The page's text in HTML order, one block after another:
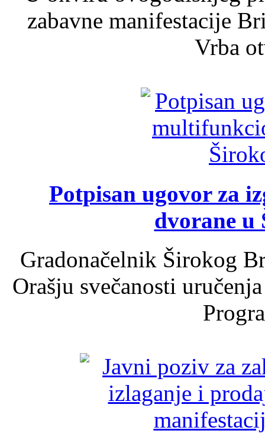
zabavne manifestacije
Vrba
Potpisan ugovor za
dvorane u
Gradonačelnik Širokog
Orašju svečanosti